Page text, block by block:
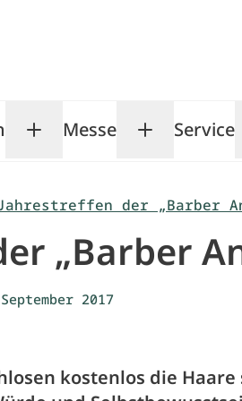
submenu
Toggle TOP Salon
Messe ToggleService
der „Barber
„Barber
2017
kostenlos die